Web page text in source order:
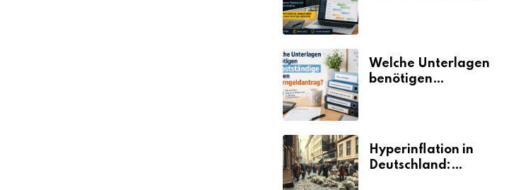
Umsätze machen
Welche Unterlagen
benötigen
Hyperinflation in
Deutschland: